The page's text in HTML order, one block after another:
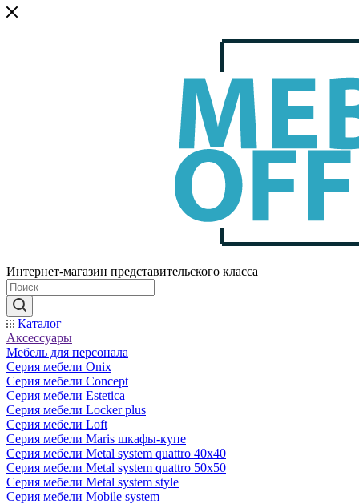
Интернет-магазин представительского класса
Каталог
Аксессуары
Мебель для персонала
Серия мебели Onix
Серия мебели Concept
Серия мебели Estetica
Серия мебели Locker plus
Серия мебели Loft
Серия мебели Maris шкафы-купе
Серия мебели Metal system quattro 40x40
Серия мебели Metal system quattro 50x50
Серия мебели Metal system style
Серия мебели Mobile system